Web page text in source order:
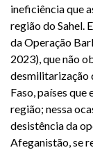
ineficiência que
região do Sahel.
da Operação
2023), que não
desmilitarização
Faso, países que
região; nessa
desistência da
Afeganistão, se